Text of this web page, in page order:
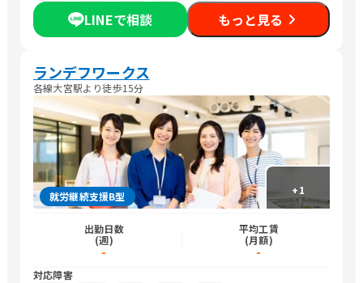
LINEで相談 もっと見る
ランデフワークス
各線大宮駅より徒歩15分
+1
就労継続支援B型
出勤日数
(週)
-
平均工賃
(月額)
-
対応障害